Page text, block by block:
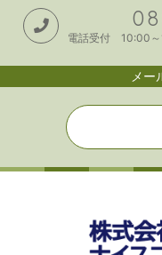
電話受付 10:00～
メー